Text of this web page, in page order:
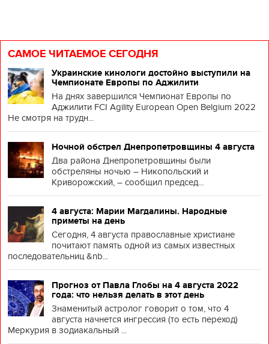
САМОЕ ЧИТАЕМОЕ СЕГОДНЯ
Украинские кинологи достойно выступили на
Чемпионате Европы по Аджилити
На днях завершился Чемпионат Европы по
Аджилити FCI Agility European Open Belgium 2022
Не смотря на трудн...
Ночной обстрел Днепропетровщины 4 августа
Два района Днепропетровщины были
обстреляны ночью – Никопольский и
Криворожский, – сообщил председ...
4 августа: Марии Магдалины. Народные
приметы на день
Сегодня, 4 августа православные христиане
почитают память одной из самых известных
последовательниц &nb...
Прогноз от Павла Глобы на 4 августа 2022
года: что нельзя делать в этот день
Знаменитый астролог говорит о том, что 4
августа начнется ингрессия (то есть переход)
Меркурия в зодиакальный ...